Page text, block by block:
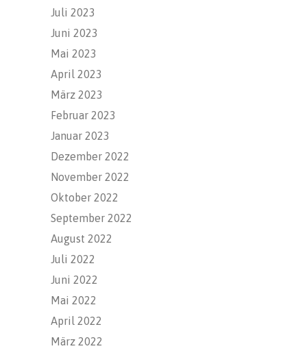
Juli 2023
Juni 2023
Mai 2023
April 2023
März 2023
Februar 2023
Januar 2023
Dezember 2022
November 2022
Oktober 2022
September 2022
August 2022
Juli 2022
Juni 2022
Mai 2022
April 2022
März 2022